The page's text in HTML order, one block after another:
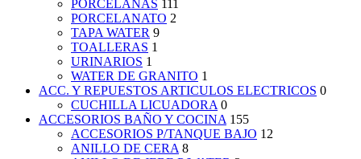
PORCELANAS 111
PORCELANATO 2
TAPA WATER 9
TOALLERAS 1
URINARIOS 1
WATER DE GRANITO 1
ACC. Y REPUESTOS ARTICULOS ELECTRICOS 0
CUCHILLA LICUADORA 0
ACCESORIOS BAÑO Y COCINA 155
ACCESORIOS P/TANQUE BAJO 12
ANILLO DE CERA 8